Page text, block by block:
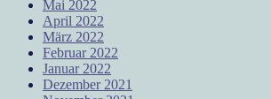
Mai 2022
April 2022
März 2022
Februar 2022
Januar 2022
Dezember 2021